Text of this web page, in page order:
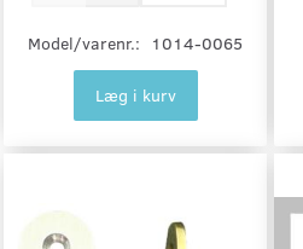
Model/varenr.: 1014-0065
Læg i kurv